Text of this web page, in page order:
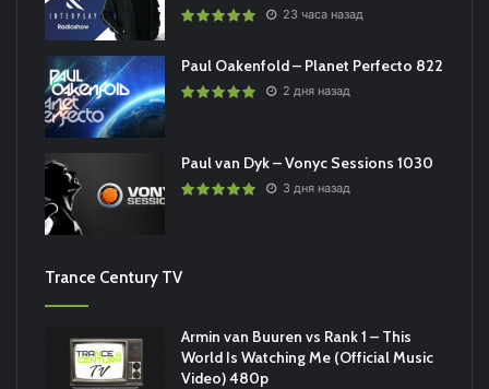
23 часа назад
Paul Oakenfold – Planet Perfecto 822
2 дня назад
Paul van Dyk – Vonyc Sessions 1030
3 дня назад
Trance Century TV
Armin van Buuren vs Rank 1 – This
World Is Watching Me (Official Music
Video) 480p